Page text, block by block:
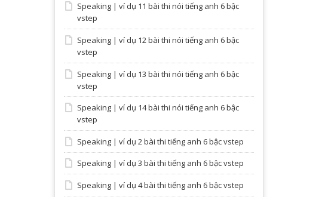
Speaking | ví dụ 11 bài thi nói tiếng anh 6 bậc
vstep
Speaking | ví dụ 12 bài thi nói tiếng anh 6 bậc
vstep
Speaking | ví dụ 13 bài thi nói tiếng anh 6 bậc
vstep
Speaking | ví dụ 14 bài thi nói tiếng anh 6 bậc
vstep
Speaking | ví dụ 2 bài thi tiếng anh 6 bậc vstep
Speaking | ví dụ 3 bài thi tiếng anh 6 bậc vstep
Speaking | ví dụ 4 bài thi tiếng anh 6 bậc vstep